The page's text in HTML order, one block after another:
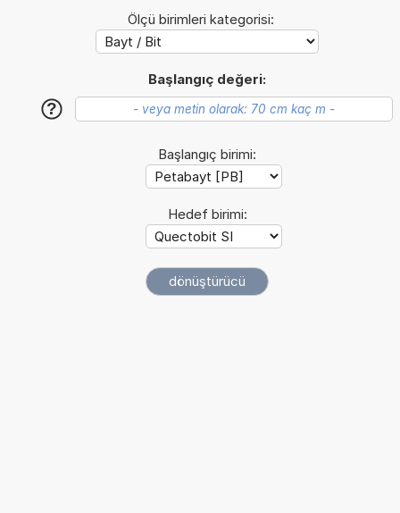
Ölçü birimleri kategorisi:
Başlangıç değeri:
?
Başlangıç birimi:
Hedef birimi: